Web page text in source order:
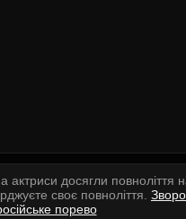
актриси досягли повноліття
своє повноліття.
порево